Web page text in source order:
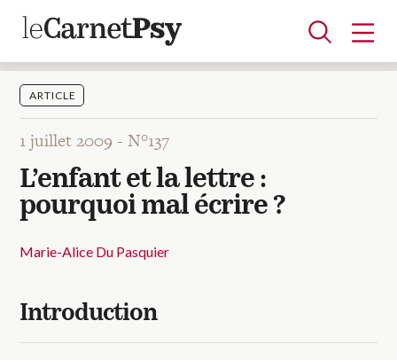
Articles
A la une
Adolescence
Dispositif
Enfance
Périnatalité
Psychanalyse
Psychopathologie
Soin
Dossiers
ARTICLE
1 juillet 2009 -N°137
L’enfant et la lettre :
pourquoi mal écrire ?
Marie-Alice Du Pasquier
Introduction